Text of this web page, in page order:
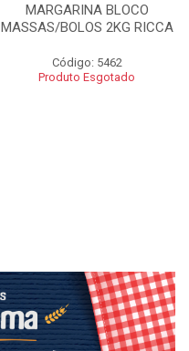
MARGARINA BLOCO
MASSAS/BOLOS 2KG RICCA
Código: 5462
Produto Esgotado